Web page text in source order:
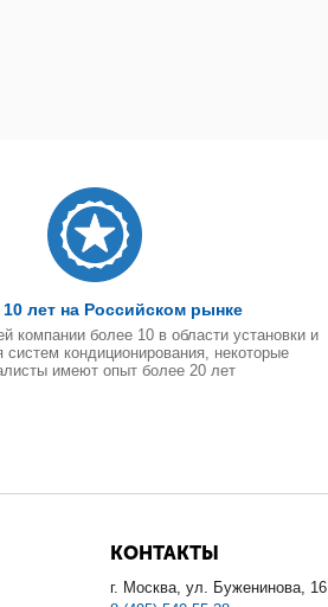
лет на Российском рынке
компании более 10 в области установки и
систем кондиционирования, некоторые
имеют опыт более 20 лет
КОНТАКТЫ
г. Москва, ул. Буженинова, 16